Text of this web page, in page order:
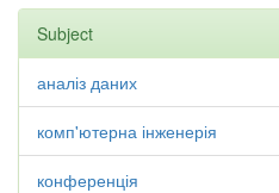
Subject
аналіз даних
комп'ютерна інженерія
конференція